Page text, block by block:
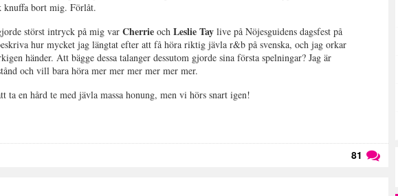
bort mig. Förlåt.
störst intryck på mig varCherrieochLeslie Taylive på Nöjesguidens dagsfest på
hur mycket jag längtat efter att få höra riktig jävla r&b på svenska, och jag orkar
händer. Att bägge dessa talanger dessutom gjorde sina första spelningar? Jag är
och vill bara höra mer mer mer mer mer mer.
ta en hård te med jävla massa honung, men vi hörs snart igen!
81